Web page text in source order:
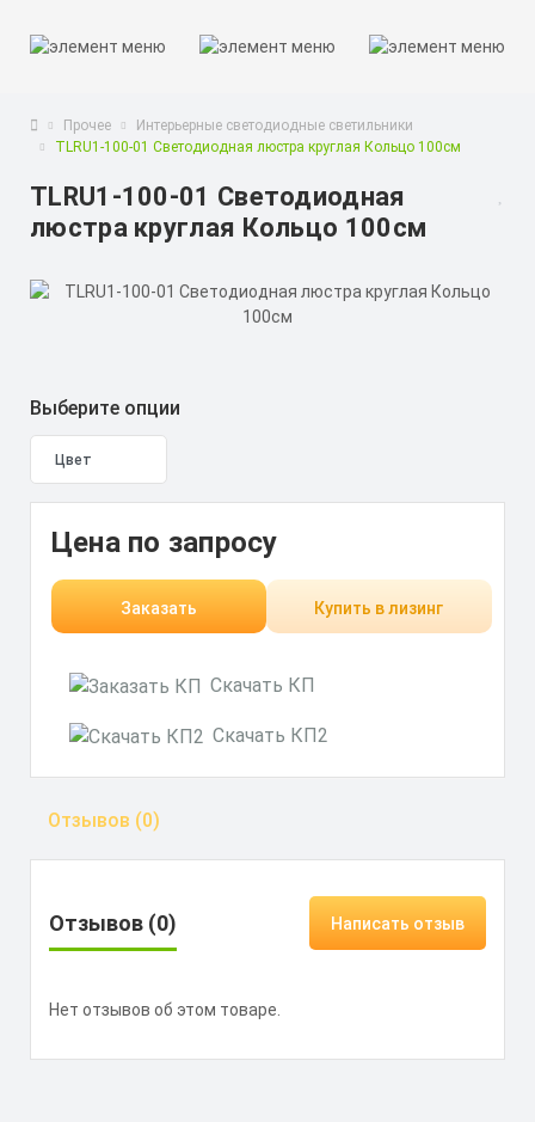
Прочее
Интерьерные светодиодные светильники
TLRU1-100-01 Светодиодная люстра круглая Кольцо 100см
TLRU1-100-01 Светодиодная
люстра круглая Кольцо 100см
Выберите опции
Цена по запросу
Заказать Купить в лизинг
Скачать КП
Скачать КП2
Отзывов (0)
Отзывов (0) Написать отзыв
Нет отзывов об этом товаре.